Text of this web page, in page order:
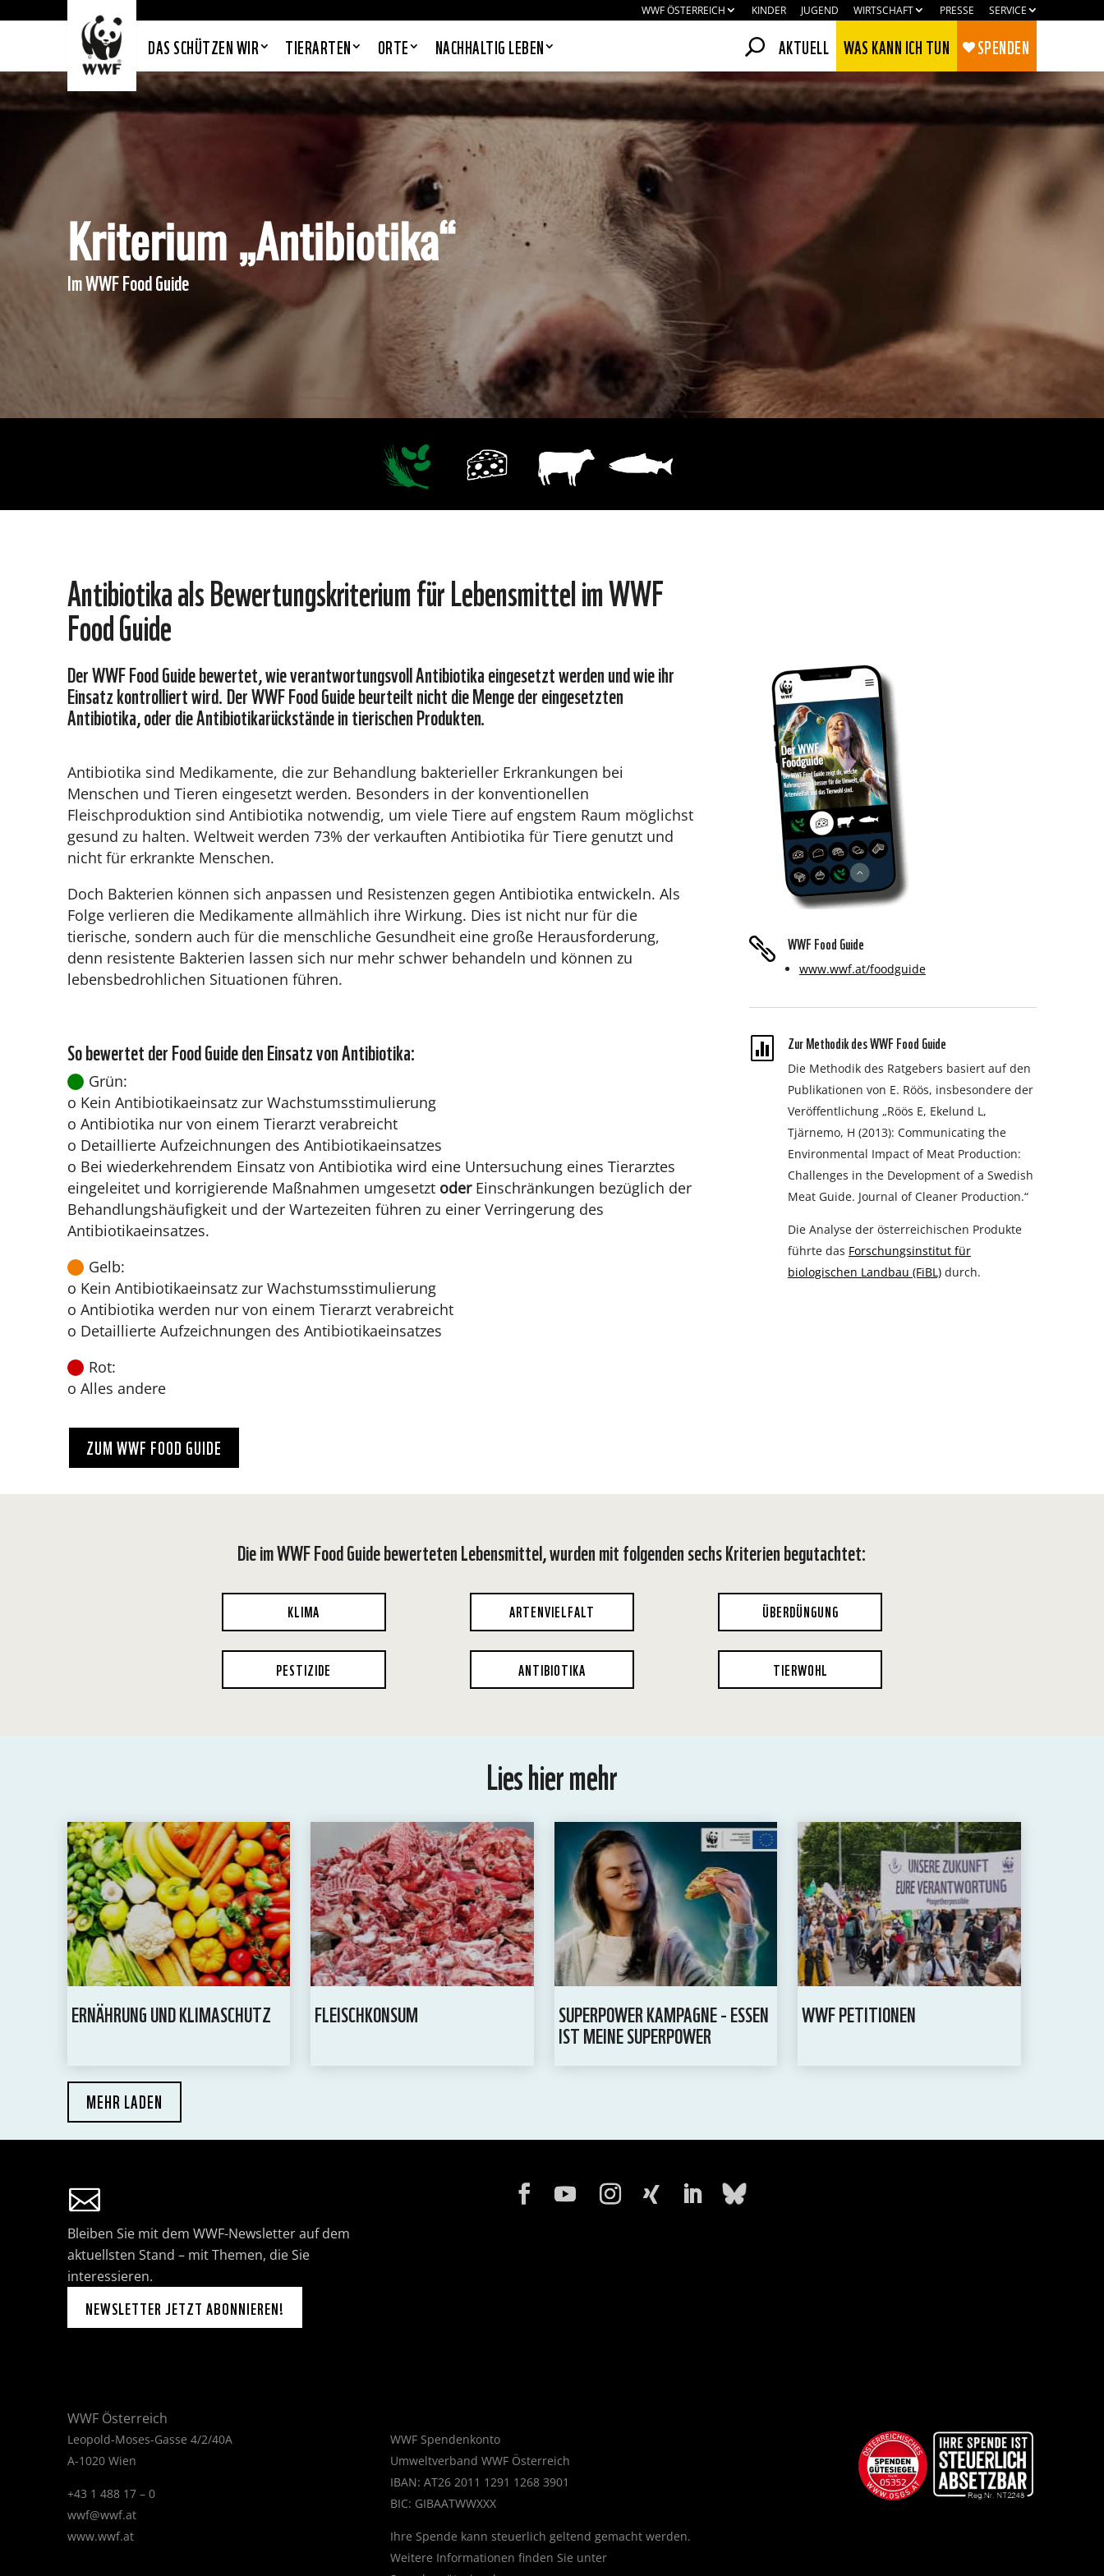
WWF ÖSTERREICH KINDER JUGEND WIRTSCHAFT PRESSE SERVICE
DAS SCHÜTZEN WIR TIERARTEN ORTE NACHHALTIG LEBEN AKTUELL WAS KANN ICH TUN SPENDEN
Kriterium „Antibiotika“
Im WWF Food Guide
Antibiotika als Bewertungskriterium für Lebensmittel im WWF
Food Guide
Der WWF Food Guide bewertet, wie verantwortungsvoll Antibiotika eingesetzt werden und wie ihr
Einsatz kontrolliert wird. Der WWF Food Guide beurteilt nicht die Menge der eingesetzten
Antibiotika, oder die Antibiotikarückstände in tierischen Produkten.
Antibiotika sind Medikamente, die zur Behandlung bakterieller Erkrankungen bei
Menschen und Tieren eingesetzt werden. Besonders in der konventionellen
Fleischproduktion sind Antibiotika notwendig, um viele Tiere auf engstem Raum möglichst
gesund zu halten. Weltweit werden 73% der verkauften Antibiotika für Tiere genutzt und
nicht für erkrankte Menschen.
Doch Bakterien können sich anpassen und Resistenzen gegen Antibiotika entwickeln. Als
Folge verlieren die Medikamente allmählich ihre Wirkung. Dies ist nicht nur für die
tierische, sondern auch für die menschliche Gesundheit eine große Herausforderung,
denn resistente Bakterien lassen sich nur mehr schwer behandeln und können zu
lebensbedrohlichen Situationen führen.
So bewertet der Food Guide den Einsatz von Antibiotika:
Grün:
o Kein Antibiotikaeinsatz zur Wachstumsstimulierung
o Antibiotika nur von einem Tierarzt verabreicht
o Detaillierte Aufzeichnungen des Antibiotikaeinsatzes
o Bei wiederkehrendem Einsatz von Antibiotika wird eine Untersuchung eines Tierarztes
eingeleitet und korrigierende Maßnahmen umgesetzt oderEinschränkungen bezüglich der
Behandlungshäufigkeit und der Wartezeiten führen zu einer Verringerung des
Antibiotikaeinsatzes.
Gelb:
o Kein Antibiotikaeinsatz zur Wachstumsstimulierung
o Antibiotika werden nur von einem Tierarzt verabreicht
o Detaillierte Aufzeichnungen des Antibiotikaeinsatzes
Rot:
o Alles andere
ZUM WWF FOOD GUIDE
 WWF Food Guide
www.wwf.at/foodguide
 Zur Methodik des WWF Food Guide
Die Methodik des Ratgebers basiert auf den
Publikationen von E. Röös, insbesondere der
Veröffentlichung „Röös E, Ekelund L,
Tjärnemo, H (2013): Communicating the
Environmental Impact of Meat Production:
Challenges in the Development of a Swedish
Meat Guide. Journal of Cleaner Production.“
Die Analyse der österreichischen Produkte
führte das Forschungsinstitut für
biologischen Landbau (FiBL)durch.
Die im WWF Food Guide bewerteten Lebensmittel, wurden mit folgenden sechs Kriterien begutachtet:
KLIMA
PESTIZIDE
ARTENVIELFALT
ANTIBIOTIKA
ÜBERDÜNGUNG
TIERWOHL
Lies hier mehr
ERNÄHRUNG UND KLIMASCHUTZ FLEISCHKONSUM SUPERPOWER KAMPAGNE - ESSEN
IST MEINE SUPERPOWER
WWF PETITIONEN
MEHR LADEN
Bleiben Sie mit dem WWF-Newsletter auf dem
aktuellsten Stand – mit Themen, die Sie
interessieren.
NEWSLETTER JETZT ABONNIEREN!
WWF Österreich
Leopold-Moses-Gasse 4/2/40A
A-1020 Wien
+43 1 488 17 – 0
wwf@wwf.at
www.wwf.at
WWF Spendenkonto
Umweltverband WWF Österreich
IBAN: AT26 2011 1291 1268 3901
BIC: GIBAATWWXXX
Ihre Spende kann steuerlich geltend gemacht werden.
Weitere Informationen finden Sie unter
PANDAS LIEBEN COOKIES, WIR
Cookies helfen unser Angebot
nutzerfreundlich zu gestalten & erlauben
uns eine Analyse der Zugriffe auf die
Website. Infos dazu findest du in unserer
Datenschutzerklärung. Unter
kannst du verwalten,
welche Art von Cookies gesetzt werden.
Deine Auswahl kannst du über den
entsprechenden Link im Footer der
Website jederzeit widerrufen.